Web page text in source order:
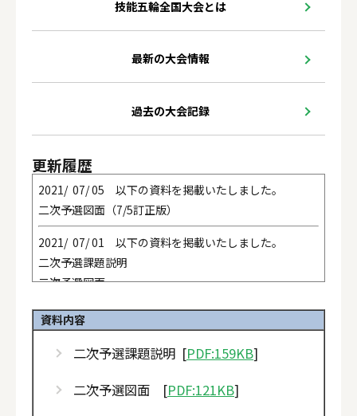
技能五輪全国大会とは
最新の大会情報
過去の大会記録
更新履歴
2021/ 07/ 05 以下の資料を掲載いたしました。
二次予選図面（7/5訂正版）
2021/ 07/ 01 以下の資料を掲載いたしました。
二次予選課題説明
二次予選図面
二次予選実施要領
資料内容
二次予選課題説明 [PDF:159KB]
二次予選図面 [PDF:121KB]